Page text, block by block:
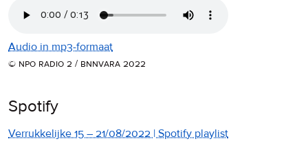
Audio in mp3-formaat
© npo radio 2 / bnnvara 2022
Spotify
Verrukkelijke 15 – 21/08/2022 | Spotify playlist